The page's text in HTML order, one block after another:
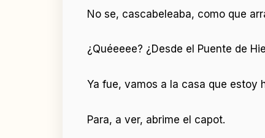
No se, cascabeleaba, como que
¿Quéeeee? ¿Desde el Puente de
Ya fue, vamos a la casa que estoy
Para, a ver, abrime el capot.